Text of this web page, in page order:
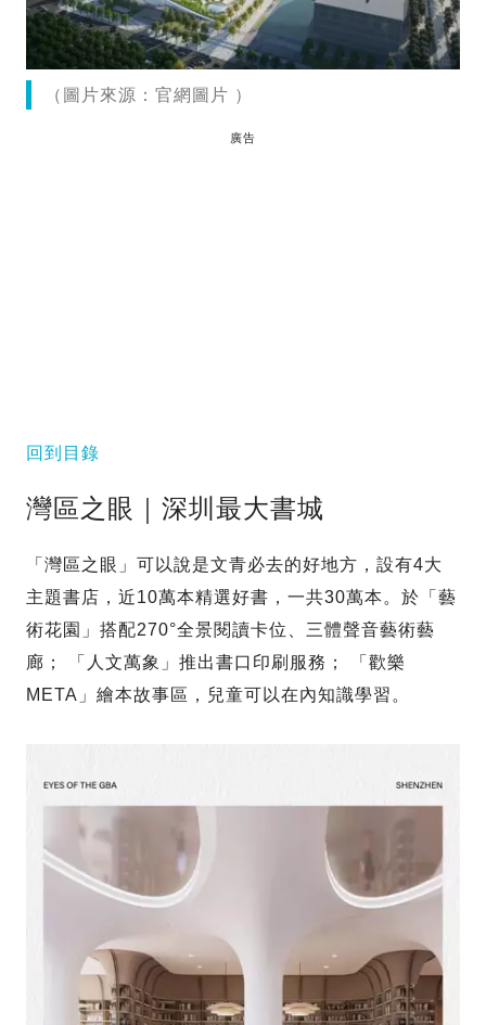
（圖片來源：官網圖片 ）
廣告
回到目錄
灣區之眼｜深圳最大書城
「灣區之眼」可以說是文青必去的好地方，設有4大
主題書店，近10萬本精選好書，一共30萬本。於「藝
術花園」搭配270°全景閱讀卡位、三體聲音藝術藝
廊； 「人文萬象」推出書口印刷服務； 「歡樂
META」繪本故事區，兒童可以在內知識學習。